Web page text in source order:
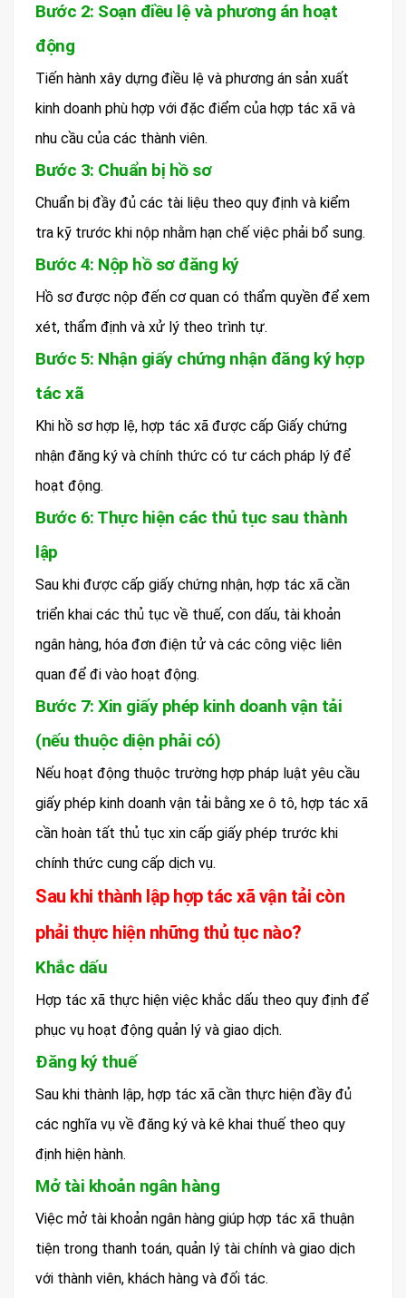
Bước 2: Soạn điều lệ và phương án hoạt
động
Tiến hành xây dựng điều lệ và phương án sản xuất
kinh doanh phù hợp với đặc điểm của hợp tác xã và
nhu cầu của các thành viên.
Bước 3: Chuẩn bị hồ sơ
Chuẩn bị đầy đủ các tài liệu theo quy định và kiểm
tra kỹ trước khi nộp nhằm hạn chế việc phải bổ sung.
Bước 4: Nộp hồ sơ đăng ký
Hồ sơ được nộp đến cơ quan có thẩm quyền để xem
xét, thẩm định và xử lý theo trình tự.
Bước 5: Nhận giấy chứng nhận đăng ký hợp
tác xã
Khi hồ sơ hợp lệ, hợp tác xã được cấp Giấy chứng
nhận đăng ký và chính thức có tư cách pháp lý để
hoạt động.
Bước 6: Thực hiện các thủ tục sau thành
lập
Sau khi được cấp giấy chứng nhận, hợp tác xã cần
triển khai các thủ tục về thuế, con dấu, tài khoản
ngân hàng, hóa đơn điện tử và các công việc liên
quan để đi vào hoạt động.
Bước 7: Xin giấy phép kinh doanh vận tải
(nếu thuộc diện phải có)
Nếu hoạt động thuộc trường hợp pháp luật yêu cầu
giấy phép kinh doanh vận tải bằng xe ô tô, hợp tác xã
cần hoàn tất thủ tục xin cấp giấy phép trước khi
chính thức cung cấp dịch vụ.
Sau khi thành lập hợp tác xã vận tải còn
phải thực hiện những thủ tục nào?
Khắc dấu
Hợp tác xã thực hiện việc khắc dấu theo quy định để
phục vụ hoạt động quản lý và giao dịch.
Đăng ký thuế
Sau khi thành lập, hợp tác xã cần thực hiện đầy đủ
các nghĩa vụ về đăng ký và kê khai thuế theo quy
định hiện hành.
Mở tài khoản ngân hàng
Việc mở tài khoản ngân hàng giúp hợp tác xã thuận
tiện trong thanh toán, quản lý tài chính và giao dịch
với thành viên, khách hàng và đối tác.